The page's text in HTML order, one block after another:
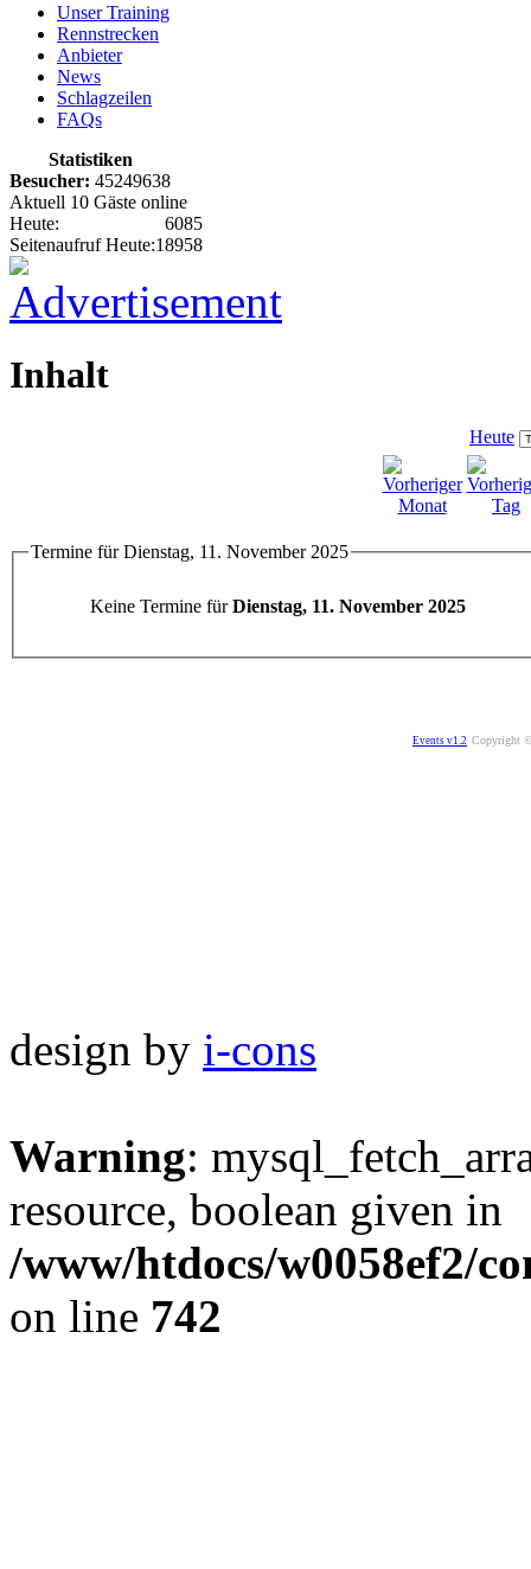
Unser Training
Rennstrecken
Anbieter
News
Schlagzeilen
FAQs
Statistiken
Besucher: 45249638
Aktuell 10 Gäste online
Heute:
6085
Seitenaufruf Heute:18958
Inhalt
Heute
Termine für Dienstag, 11. November 2025
Keine Termine fürDienstag, 11. November 2025
Events v1.2 Copyright
design by i-cons
Warning:
resource, boolean given in
/www/htdocs/w0058ef2/
on line 742